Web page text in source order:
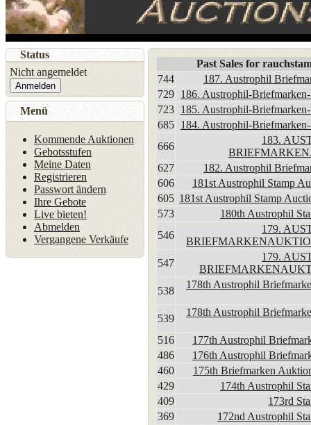
Past Sales for
744
187. Austrophil
729 186. Austrophil-
723 185. Austrophil-
685 184. Austrophil-
666
183.
627
182. Austrophil
606
181st Austrophil Stamp
605 181st Austrophil Stamp
573
180th Austrophil
546
179.
547
179.
538
178th Austrophil
539
178th Austrophil
516
177th Austrophil
486
176th Austrophil
460
175th Briefmarken
429
174th Austrophil
409
173rd
369
172nd Austrophil
Status
Nicht angemeldet
Anmelden
Menü
Kommende Auktionen
Gebotsstufen
Meine Daten
Registrieren
Passwort ändern
Ihre Gebote
Live bieten!
Abmelden
Vergangene Verkäufe